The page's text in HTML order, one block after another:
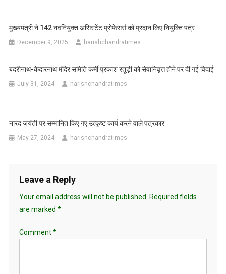
मुख्यमंत्री ने 142 नवनियुक्त असिस्टेंट प्रोफेसर्स को प्रदान किए नियुक्ति पत्र
December 9, 2025 harishchandratimes
बदरीनाथ-केदारनाथ मंदिर समिति कर्मी प्रकाश रतूड़ी को सेवानिवृत्त होने पर दी गई विदाई
July 31, 2024 harishchandratimes
नारद जयंती पर सम्मानित किए गए उत्कृष्ट कार्य करने वाले पत्रकार
May 27, 2024 harishchandratimes
Leave a Reply
Your email address will not be published.
Required fields
are marked *
Comment*